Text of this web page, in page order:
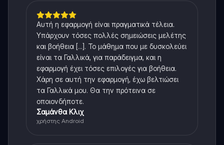
Αυτή η εφαρμογή είναι πραγματικά τέλεια.
Υπάρχουν τόσες πολλές σημειώσεις μελέτης
και βοήθεια [...]. Το μάθημα που με δυσκολεύει
είναι τα Γαλλικά, για παράδειγμα, και η
εφαρμογή έχει τόσες επιλογές για βοήθεια.
Χάρη σε αυτή την εφαρμογή, έχω βελτιώσει
τα Γαλλικά μου. Θα την πρότεινα σε
οποιονδήποτε.
Σαμάνθα Κλιχ
χρήστης Android